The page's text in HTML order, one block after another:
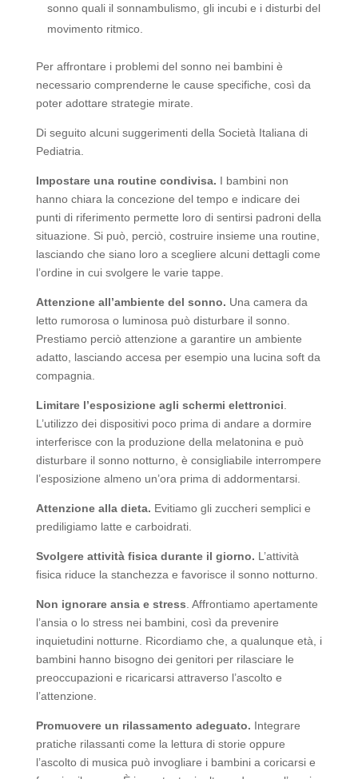
sonno quali il sonnambulismo, gli incubi e i disturbi del
movimento ritmico.
Per affrontare i problemi del sonno nei bambini è
necessario comprenderne le cause specifiche, così da
poter adottare strategie mirate.
Di seguito alcuni suggerimenti della Società Italiana di
Pediatria.
Impostare una routine condivisa. I bambini non
hanno chiara la concezione del tempo e indicare dei
punti di riferimento permette loro di sentirsi padroni della
situazione. Si può, perciò, costruire insieme una routine,
lasciando che siano loro a scegliere alcuni dettagli come
l’ordine in cui svolgere le varie tappe.
Attenzione all’ambiente del sonno. Una camera da
letto rumorosa o luminosa può disturbare il sonno.
Prestiamo perciò attenzione a garantire un ambiente
adatto, lasciando accesa per esempio una lucina soft da
compagnia.
Limitare l’esposizione agli schermi elettronici
L’utilizzo dei dispositivi poco prima di andare a dormire
interferisce con la produzione della melatonina e può
disturbare il sonno notturno, è consigliabile interrompere
l’esposizione almeno un’ora prima di addormentarsi.
Attenzione alla dieta. Evitiamo gli zuccheri semplici e
prediligiamo latte e carboidrati.
Svolgere attività fisica durante il giorno. L’attività
fisica riduce la stanchezza e favorisce il sonno notturno.
Non ignorare ansia e stress . Affrontiamo apertamente
l’ansia o lo stress nei bambini, così da prevenire
inquietudini notturne. Ricordiamo che, a qualunque età, i
bambini hanno bisogno dei genitori per rilasciare le
preoccupazioni e ricaricarsi attraverso l’ascolto e
l’attenzione.
Promuovere un rilassamento adeguato. Integrare
pratiche rilassanti come la lettura di storie oppure
l’ascolto di musica può invogliare i bambini a coricarsi e